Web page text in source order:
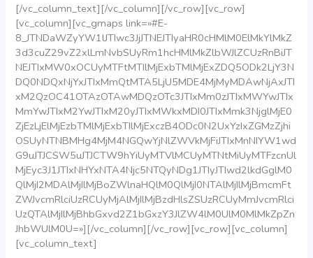
[/vc_column_text][/vc_column][/vc_row][vc_row]
[vc_column][vc_gmaps link=»#E-
8_JTNDaWZyYW1lJTIwc3JjJTNEJTIyaHR0cHMlM0ElMkYlMkZ
3d3cuZ29vZ2xlLmNvbSUyRm1hcHMlMkZlbWJlZCUzRnBiJT
NEJTIxMW0xOCUyMTFtMTIlMjExbTMlMjExZDQ5ODk2LjY3N
DQ0NDQxNjYxJTIxMmQtMTA5LjU5MDE4MjMyMDAwNjAxJTI
xM2QzOC41OTAzOTAwMDQzOTc3JTIxMm0zJTIxMWYwJTIx
MmYwJTIxM2YwJTIxM20yJTIxMWkxMDI0JTIxMmk3NjglMjE0
ZjEzLjElMjEzbTMlMjExbTIlMjExczB4ODc0N2UxYzIxZGMzZjhi
OSUyNTNBMHg4MjM4NGQwYjNlZWVkMjFiJTIxMnNIYW1wd
G9uJTJCSW5uJTJCTW9hYiUyMTVlMCUyMTNtMiUyMTFzcnUl
MjEyc3J1JTIxNHYxNTA4Njc5NTQyNDg1JTIyJTIwd2lkdGglM0
QlMjI2MDAlMjIlMjBoZWlnaHQlM0QlMjI0NTAlMjIlMjBmcmFt
ZWJvcmRlciUzRCUyMjAlMjIlMjBzdHlsZSUzRCUyMmJvcmRlci
UzQTAlMjIlMjBhbGxvd2Z1bGxzY3JlZW4lM0UlM0MlMkZpZn
JhbWUlM0U=»][/vc_column][/vc_row][vc_row][vc_column]
[vc_column_text]